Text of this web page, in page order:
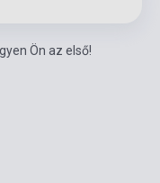
Ön az első!